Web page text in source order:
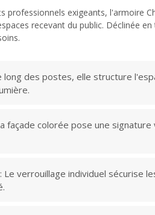
professionnels exigeants, l'armoire
recevant du public. Déclinée
long des postes, elle structure
façade colorée pose une
: Le verrouillage individuel sécurise